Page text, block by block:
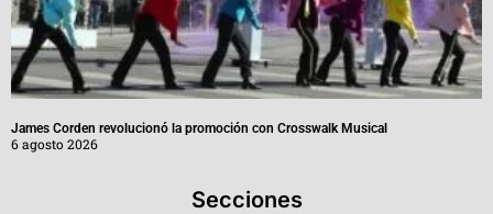
James Corden revolucionó la promoción con Crosswalk Musical
6 agosto 2026
Secciones